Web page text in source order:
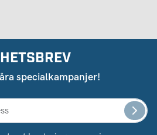
specialkampanjer!